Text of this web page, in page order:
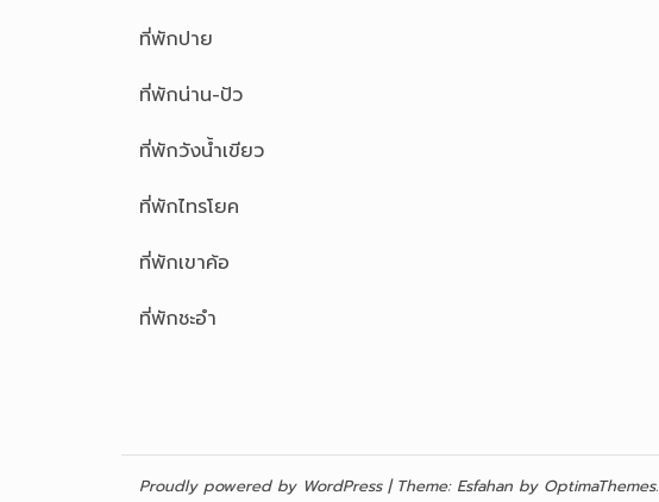
ที่พักปาย
ที่พักน่าน-ปัว
ที่พักวังน้ำเขียว
ที่พักไทรโยค
ที่พักเขาค้อ
ที่พักชะอำ
Proudly powered by WordPress | Theme: Esfahan by OptimaThemes.